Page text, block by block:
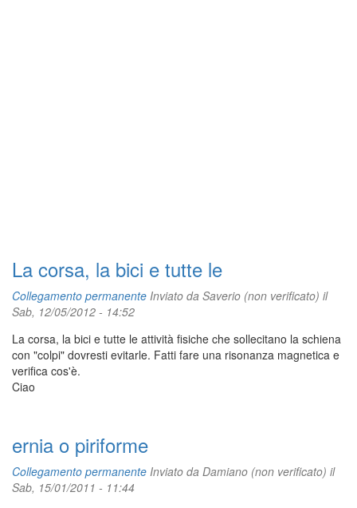
La corsa, la bici e tutte le
Collegamento permanente Inviato da Saverio (non verificato) il
Sab, 12/05/2012 - 14:52
La corsa, la bici e tutte le attività fisiche che sollecitano la schiena
con "colpi" dovresti evitarle. Fatti fare una risonanza magnetica e
verifica cos'è.
Ciao
ernia o piriforme
Collegamento permanente Inviato da Damiano (non verificato) il
Sab, 15/01/2011 - 11:44